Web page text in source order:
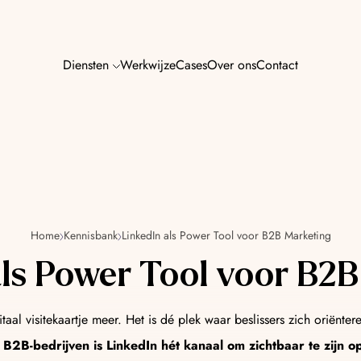
Diensten
voor meer resultaat,
AI Content
Content die raakt,
mens én machine.
WerkwijzeCasesOver onsContact
Home Kennisbank LinkedIn als Power Tool voor B2B Marketing
Power Tool voor
visitekaartje meer. Het is dé plek waar beslissers zich
bedrijven is LinkedIn hét kanaal om zichtbaar te zijn